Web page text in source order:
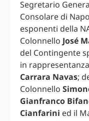
Segretario
Consolare di
esponenti della
Colonnello José
del Contingente
in
Carrara Navas;
Colonnello
Gianfranco
Cianfarini ed il